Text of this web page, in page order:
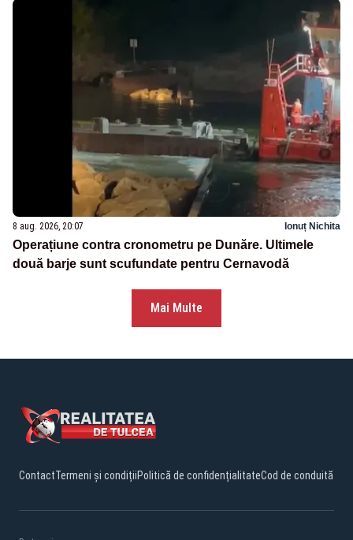
8 aug. 2026, 20:07 Ionuț Nichita
Operațiune contra cronometru pe Dunăre. Ultimele
două barje sunt scufundate pentru Cernavodă
Mai Multe
ContactTermeni și condițiiPolitică de confidențialitateCod de conduită